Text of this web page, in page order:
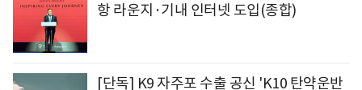
항 라운지·기내 인터넷 도입(종합)
[단독] K9 자주포 수출 공신 'K10 탄약운반